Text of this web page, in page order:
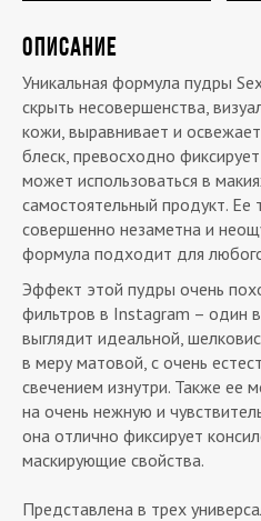
ОПИСАНИЕ
Уникальная формула пудры
скрыть несовершенства,
кожи, выравнивает и
блеск, превосходно
может использоваться в
самостоятельный продукт. Ее
совершенно незаметна и
формула подходит для
Эффект этой пудры очень
фильтров в Instagram – один
выглядит идеальной,
в меру матовой, с очень
свечением изнутри. Также ее
на очень нежную и
она отлично фиксирует
маскирующие свойства.
Представлена в трех